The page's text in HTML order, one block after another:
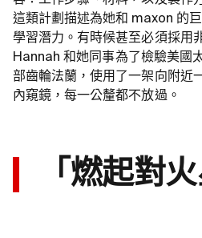
這類計劃描述為她和 maxon 的
學習潛力。有時候甚至必須採用
Hannah 和她同事為了檢驗美國
部齒輪法蘭，使用了一架向附近
內窺鏡，每一公釐都不放過。
「燃起對